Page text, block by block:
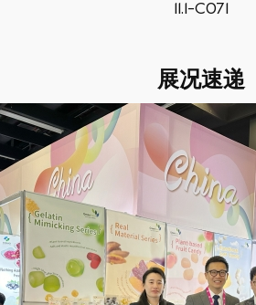
11.1-C071
展况速递